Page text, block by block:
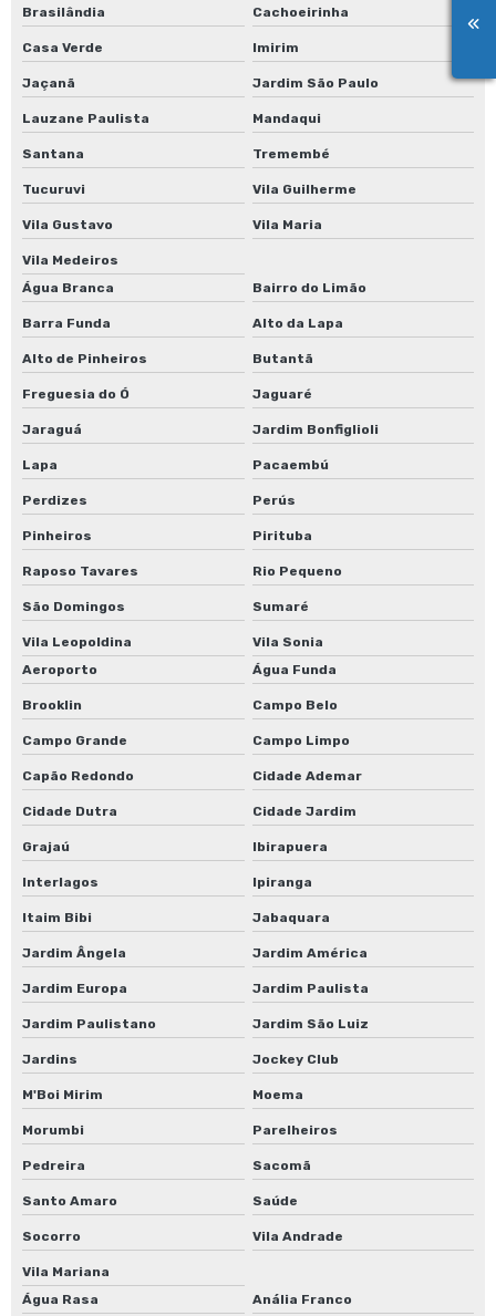
Brasilândia Cachoeirinha
Casa Verde Imirim
Jaçanã Jardim São Paulo
Lauzane Paulista Mandaqui
Santana Tremembé
Tucuruvi Vila Guilherme
Vila Gustavo Vila Maria
Vila Medeiros
Água Branca
Bairro do Limão
Barra Funda Alto da Lapa
Alto de Pinheiros Butantã
Freguesia do Ó Jaguaré
Jaraguá Jardim Bonfiglioli
Lapa Pacaembú
Perdizes Perús
Pinheiros Pirituba
Raposo Tavares Rio Pequeno
São Domingos Sumaré
Vila Leopoldina
Vila Sonia
Aeroporto
Água Funda
Brooklin Campo Belo
Campo Grande Campo Limpo
Capão Redondo Cidade Ademar
Cidade Dutra Cidade Jardim
Grajaú Ibirapuera
Interlagos Ipiranga
Itaim Bibi Jabaquara
Jardim Ângela Jardim América
Jardim Europa Jardim Paulista
Jardim Paulistano Jardim São Luiz
Jardins Jockey Club
M'Boi Mirim Moema
Morumbi Parelheiros
Pedreira Sacomã
Santo Amaro Saúde
Socorro Vila Andrade
Vila Mariana
Água Rasa
Anália Franco